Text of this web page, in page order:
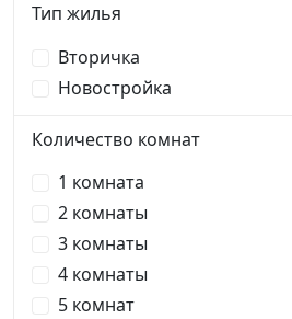
Тип жилья
Вторичка
Новостройка
Количество комнат
1 комната
2 комнаты
3 комнаты
4 комнаты
5 комнат